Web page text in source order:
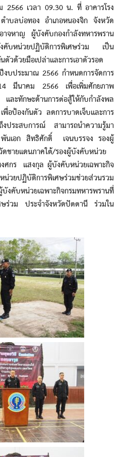
เวลา 09.30 น. ที่ อาคารโรง
ำบลบ่อทอง อำเภอหนองจิก จังหวัด
าญ ผู้บังคับกองกำลังทหารพราน
บหน่วยปฏิบัติการพิเศษร่วม เป็น
วด้วยมือเปล่าและการเอาตัวรอด
บประมาณ 2566 กำหนดการจัดการ
มีนาคม 2566 เพื่อเพิ่มศักยภาพ
ละทักษะด้านการต่อสู้ให้กับกำลังพล
อป้องกันตัว ลดการบาดเจ็บและการ
ประสบการณ์ สามารถนำความรู้มา
นเอก สิทธิศักดิ์ เจนบรรจง รองผู้
ชายแดนภาคใต้/รองผู้บังคับหน่วย
ศกร แสงกุล ผู้บังคับหน่วยเฉพาะกิจ
ยปฏิบัติการพิเศษร่วมช่วยส่วนรวม
งคับหน่วยเฉพาะกิจกรมทหารพรานที่
ร่วม ประจำจังหวัดปัตตานี ร่วมใน